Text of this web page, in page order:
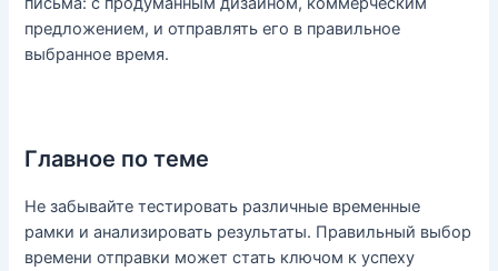
предложением, и отправлять его в правильное
выбранное время.
Главное по теме
Не забывайте тестировать различные временные
рамки и анализировать результаты. Правильный выбор
времени отправки может стать ключом к успеху